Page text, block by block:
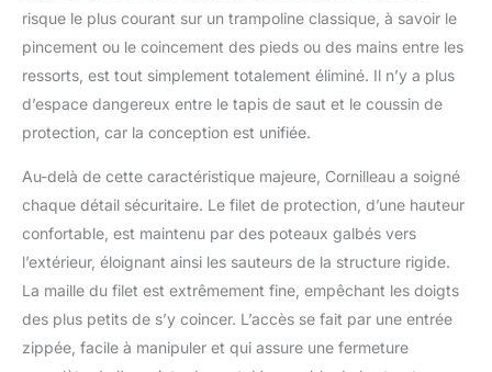
risque le plus courant sur un trampoline classique, à savoir le
pincement ou le coincement des pieds ou des mains entre les
ressorts, est tout simplement totalement éliminé. Il n’y a plus
d’espace dangereux entre le tapis de saut et le coussin de
protection, car la conception est unifiée.
Au-delà de cette caractéristique majeure, Cornilleau a soigné
chaque détail sécuritaire. Le filet de protection, d’une hauteur
confortable, est maintenu par des poteaux galbés vers
l’extérieur, éloignant ainsi les sauteurs de la structure rigide.
La maille du filet est extrêmement fine, empêchant les doigts
des plus petits de s’y coincer. L’accès se fait par une entrée
zippée, facile à manipuler et qui assure une fermeture